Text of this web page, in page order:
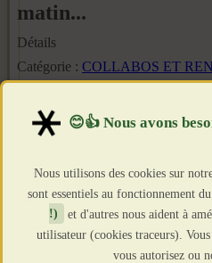
matin...
Détails
Catégorie : COLLABOS ET
Création : 20 Mars 2019
Clics : 4185
Nous utilisons des cookies sur
sont essentiels au fonctionnement
!)
et d'autres nous aident à
utilisateur (cookies traceurs).
vous autorisez ou